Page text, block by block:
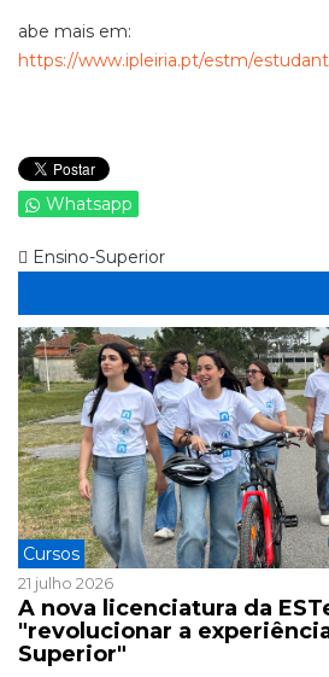
abe mais em:
https://www.ipleiria.pt/estm/
Whatsapp
Ensino-Superior
Cursos
21 julho 2026
A nova licenciatura da
"revolucionar a
Superior"